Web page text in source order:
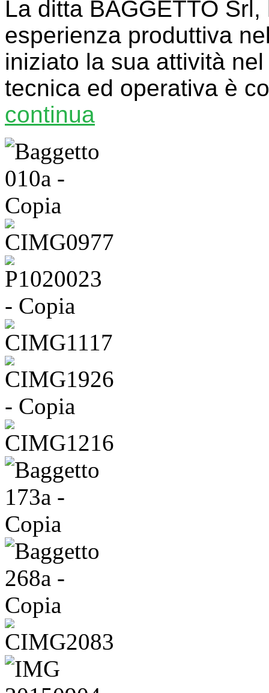
La ditta BAGGETTO
esperienza produttiva
iniziato la sua attività
tecnica ed operativa è
continua